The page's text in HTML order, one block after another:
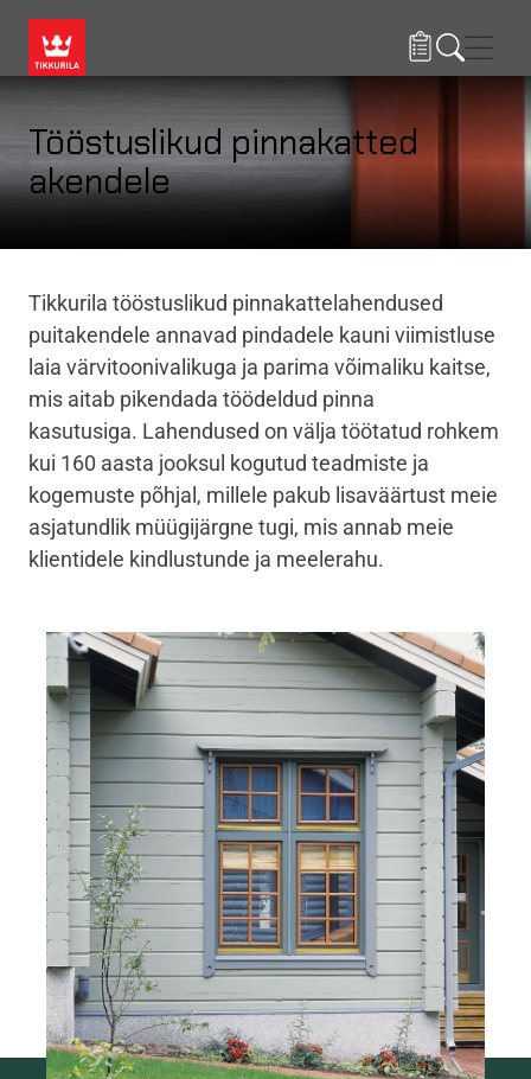
Tööstuslikud pinnakatted
akendele
Tikkurila tööstuslikud pinnakattelahendused
puitakendele annavad pindadele kauni viimistluse
laia värvitoonivalikuga ja parima võimaliku kaitse,
mis aitab pikendada töödeldud pinna
kasutusiga. Lahendused on välja töötatud rohkem
kui 160 aasta jooksul kogutud teadmiste ja
kogemuste põhjal, millele pakub lisaväärtust meie
asjatundlik müügijärgne tugi, mis annab meie
klientidele kindlustunde ja meelerahu.